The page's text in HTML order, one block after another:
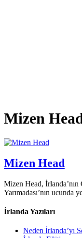
Mizen
Mizen Head
Mizen Head,
Yarımadası’nın
İrlanda Yazıları
Neden İrlanda’yı